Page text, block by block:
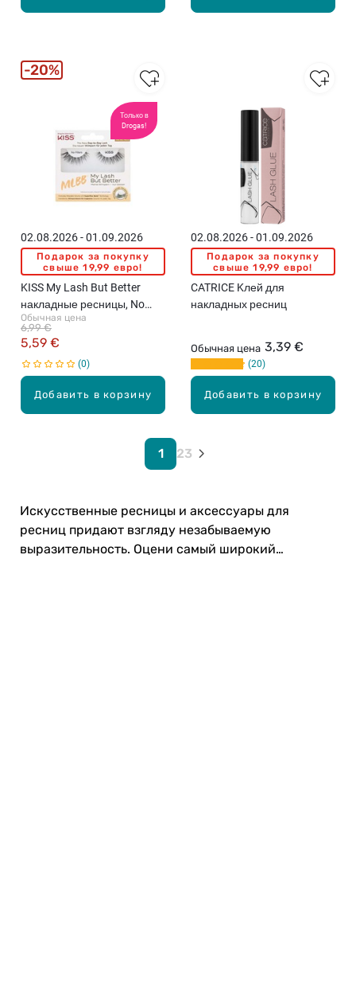
Только в
Drogas!
Добавить в корзину
02.08.2026 - 01.09.2026
Подарок за покупку
свыше 19,99 евро!
KISS My Lash But Better
накладные ресницы, No
Filters
Обычная цена
5,59 €
6,99 €
0
20%
Добавить в корзину
02.08.2026 - 01.09.2026
Подарок за покупку
свыше 19,99 евро!
CATRICE Kлей для
накладных ресниц
Обычная цена 3,39 €
20
1 23
Искусственные ресницы и аксессуары для
ресниц придают взгляду незабываемую
выразительность. Оцени самый широкий